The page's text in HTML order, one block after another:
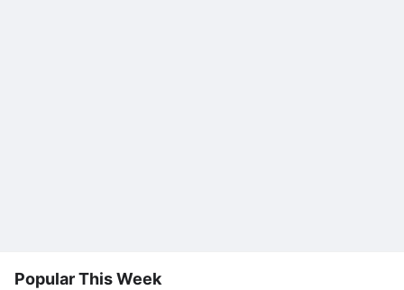
Popular This Week